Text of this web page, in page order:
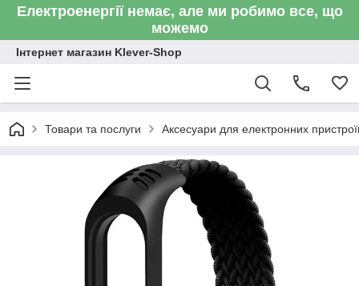
Електроенергії немає, але ми робимо все, що
можемо
Інтернет магазин Klever-Shop
Товари та послуги Аксесуари для електронних